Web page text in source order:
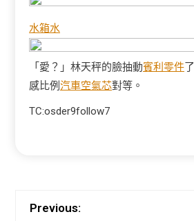
水箱水
「愛？」林天秤的臉抽動賓利零件了
感比例汽車空氣芯對等。
TC:osder9follow7
Previous: